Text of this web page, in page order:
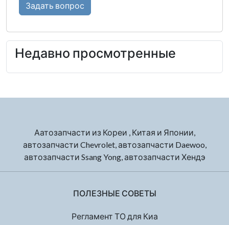
Задать вопрос
Недавно просмотренные
Аатозапчасти из Кореи , Китая и Японии,
автозапчасти Chevrolet, автозапчасти Daewoo,
автозапчасти Ssang Yong, автозапчасти Хендэ
ПОЛЕЗНЫЕ СОВЕТЫ
Регламент ТО для Киа